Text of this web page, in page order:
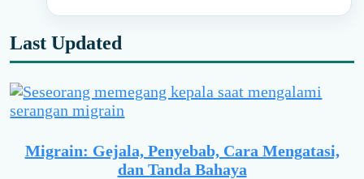
Last Updated
Migrain: Gejala, Penyebab, Cara Mengatasi,
dan Tanda Bahaya